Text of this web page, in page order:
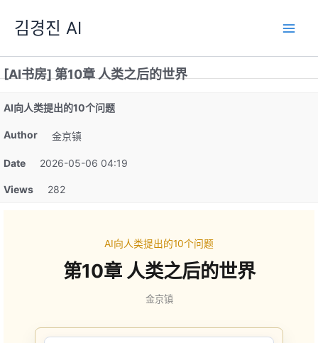
容
김경진 AI
[AI书房] 第10章 人类之后的世界
AI向人类提出的10个问题
Author 金京镇
Date 2026-05-06 04:19
Views 282
AI向人类提出的10个问题
第10章 人类之后的世界
金京镇